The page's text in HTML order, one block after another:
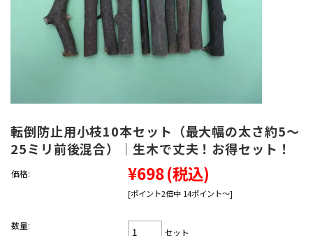
転倒防止用小枝10本セット（最大幅の太さ約5～
25ミリ前後混合）｜生木で丈夫！お得セット！
価格: ¥698(税込)
[ポイント2倍中 14ポイント～]
数量:
セット